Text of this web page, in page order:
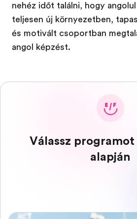
nehéz időt találni, hogy
teljesen új környezetben,
és motivált csoportban
angol képzést.
Válassz
alapján